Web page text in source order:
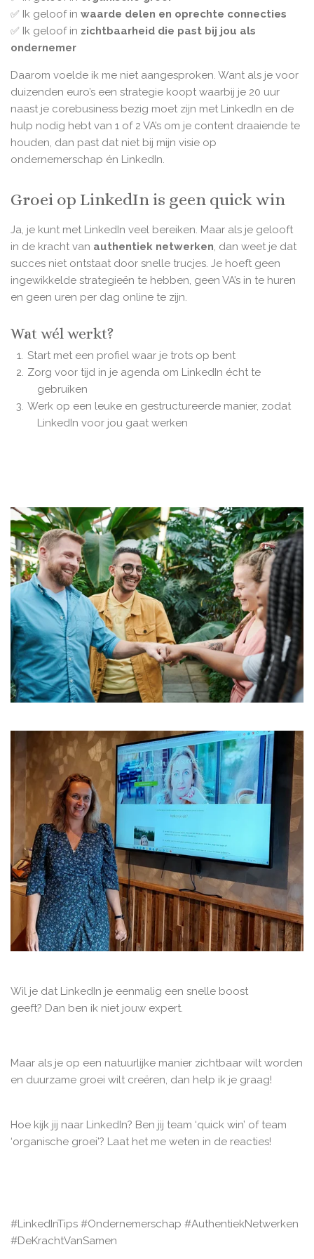
✅ Ik geloof in waarde delen en oprechte connecties
✅ Ik geloof in zichtbaarheid die past bij jou als
ondernemer
Daarom voelde ik me niet aangesproken. Want als je voor
duizenden euro’s een strategie koopt waarbij je 20 uur
naast je corebusiness bezig moet zijn met LinkedIn en de
hulp nodig hebt van 1 of 2 VA’s om je content draaiende te
houden, dan past dat niet bij mijn visie op
ondernemerschap én LinkedIn.
Groei op LinkedIn is geen quick win
Ja, je kunt met LinkedIn veel bereiken. Maar als je gelooft
in de kracht van authentiek netwerken, dan weet je dat
succes niet ontstaat door snelle trucjes. Je hoeft geen
ingewikkelde strategieën te hebben, geen VA’s in te huren
en geen uren per dag online te zijn.
Wat wél werkt?
Start met een profiel waar je trots op bent
Zorg voor tijd in je agenda om LinkedIn écht te
gebruiken
Werk op een leuke en gestructureerde manier, zodat
LinkedIn voor jou gaat werken
Wil je dat LinkedIn je eenmalig een snelle boost
geeft? Dan ben ik niet jouw expert.
Maar als je op een natuurlijke manier zichtbaar wilt worden
en duurzame groei wilt creëren, dan help ik je graag!
Hoe kijk jij naar LinkedIn? Ben jij team ‘quick win’ of team
‘organische groei’? Laat het me weten in de reacties!
#LinkedInTips #Ondernemerschap #AuthentiekNetwerken
#DeKrachtVanSamen